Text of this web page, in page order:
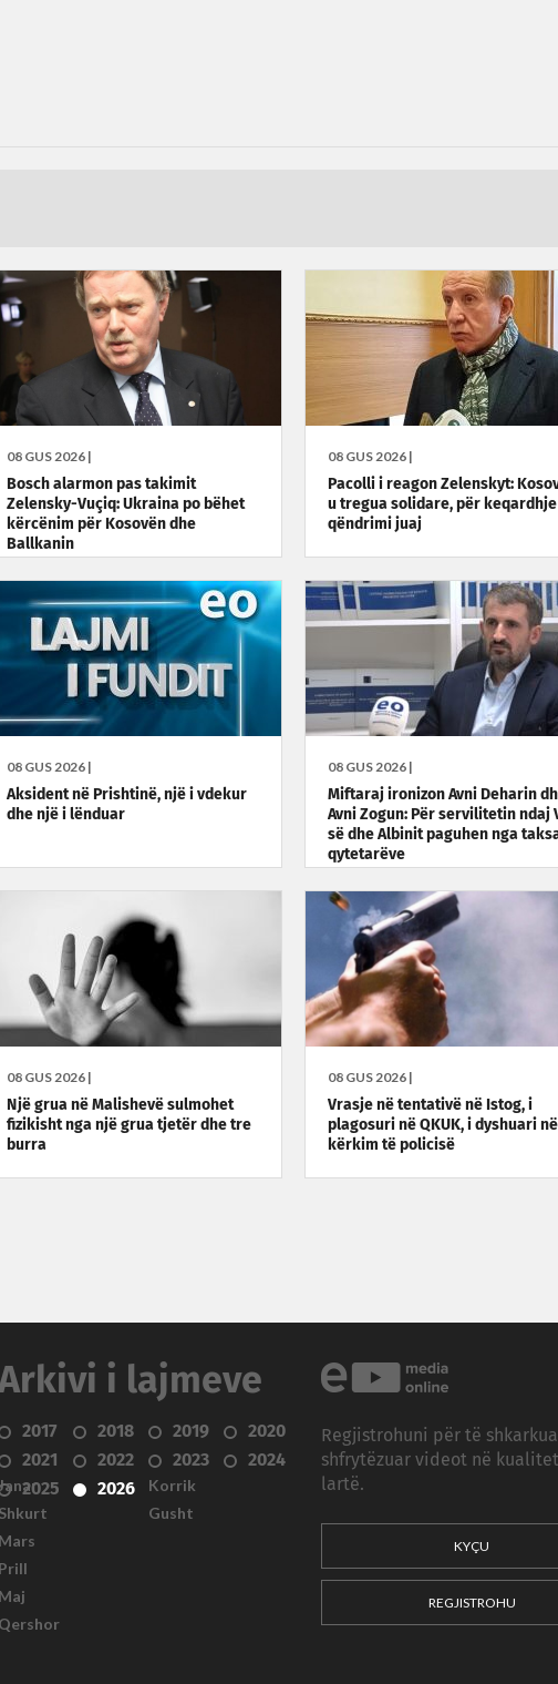
08 GUS 2026 |
Bosch alarmon pas takimit
Zelensky-Vuçiq: Ukraina po bëhet
kërcënim për Kosovën dhe
Ballkanin
08 GUS 2026 |
Pacolli i reagon Zelenskyt:
u tregua solidare, për keqardhje
qëndrimi juaj
08 GUS 2026 |
Aksident në Prishtinë, një i vdekur
dhe një i lënduar
08 GUS 2026 |
Miftaraj ironizon Avni Deharin
Avni Zogun: Për servilitetin ndaj
së dhe Albinit paguhen nga
qytetarëve
08 GUS 2026 |
Një grua në Malishevë sulmohet
fizikisht nga një grua tjetër dhe tre
burra
08 GUS 2026 |
Vrasje në tentativë në Istog, i
plagosuri në QKUK, i dyshuari në
kërkim të policisë
i lajmeve
2017 2018 2019
2020
2021
2022 2023
2024
2025
2026
Shkurt
Mars
Prill
Maj
Qershor
Korrik
Gusht
Regjistrohuni për të
shfrytëzuar videot në
lartë.
KYÇU
REGJISTROHU